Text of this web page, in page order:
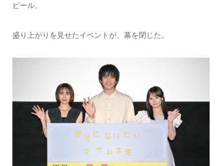
ピール。
盛り上がりを見せたイベントが、幕を閉じた。